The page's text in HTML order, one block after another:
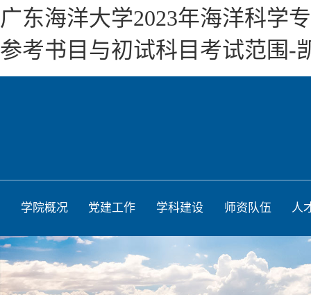
广东海洋大学2023年海洋科学
参考书目与初试科目考试范围-
学院概况 党建工作 学科建设 师资队伍 人